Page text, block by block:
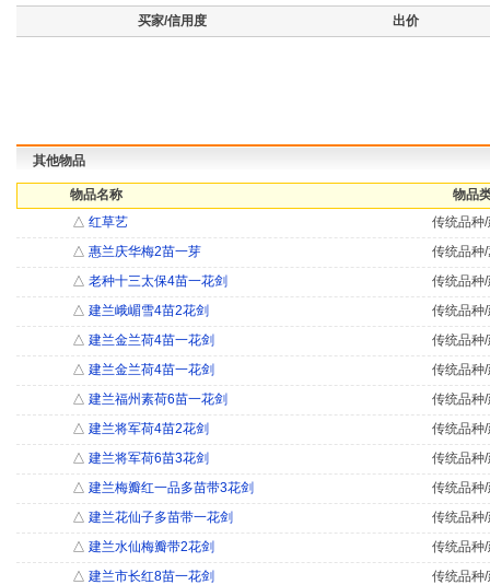
买家/信用度 出价
其他物品
物品名称
物品
△ 红草艺
传统品种
△ 惠兰庆华梅2苗一芽
传统品种
△ 老种十三太保4苗一花剑
传统品种
△ 建兰峨嵋雪4苗2花剑
传统品种
△ 建兰金兰荷4苗一花剑
传统品种
△ 建兰金兰荷4苗一花剑
传统品种
△ 建兰福州素荷6苗一花剑
传统品种
△ 建兰将军荷4苗2花剑
传统品种
△ 建兰将军荷6苗3花剑
传统品种
△ 建兰梅瓣红一品多苗带3花剑
传统品种
△ 建兰花仙子多苗带一花剑
传统品种
△ 建兰水仙梅瓣带2花剑
传统品种
△ 建兰市长红8苗一花剑
传统品种